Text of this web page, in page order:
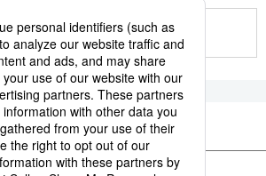
in this series